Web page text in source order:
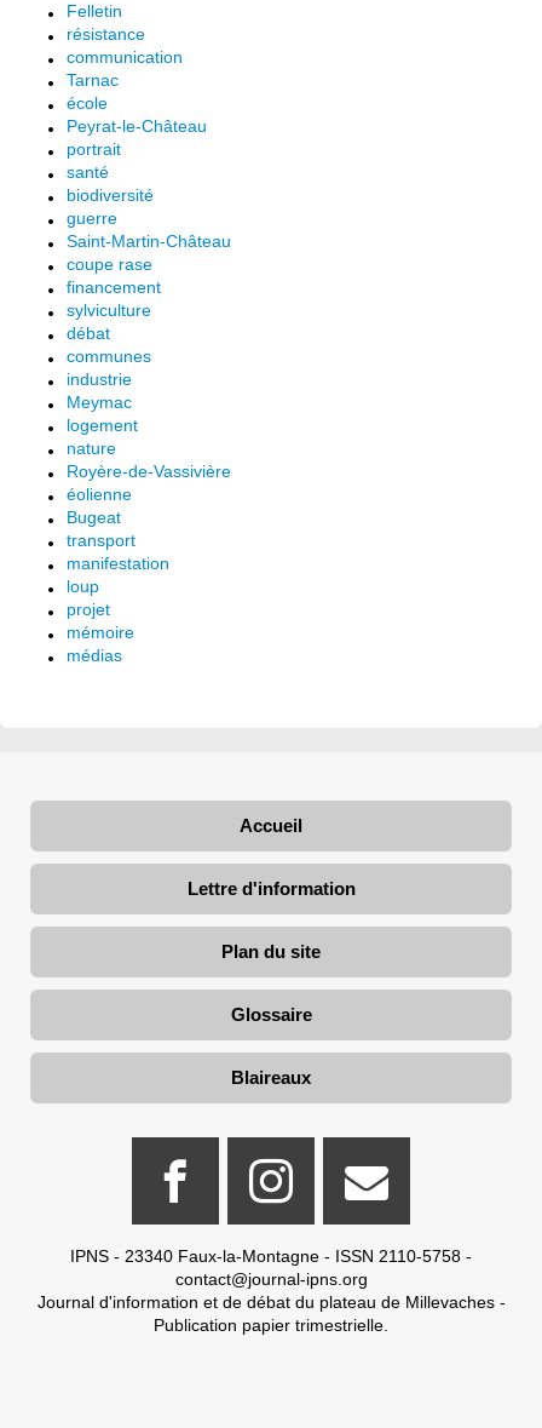
Felletin
résistance
communication
Tarnac
école
Peyrat-le-Château
portrait
santé
biodiversité
guerre
Saint-Martin-Château
coupe rase
financement
sylviculture
débat
communes
industrie
Meymac
logement
nature
Royère-de-Vassivière
éolienne
Bugeat
transport
manifestation
loup
projet
mémoire
médias
Accueil
Lettre d'information
Plan du site
Glossaire
Blaireaux
IPNS - 23340 Faux-la-Montagne - ISSN 2110-5758 -
contact@journal-ipns.org
Journal d'information et de débat du plateau de Millevaches -
Publication papier trimestrielle.